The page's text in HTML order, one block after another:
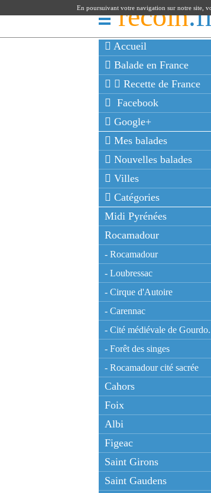
recoin
Accueil
Balade en France
Recette de France
Facebook
Google+
Mes balades
Nouvelles balades
Villes
Catégories
Midi Pyrénées
Rocamadour
- Rocamadour
- Loubressac
- Cirque d'Autoire
- Carennac
- Cité médiévale de
- Forêt des singes
- Rocamadour cité sacrée
Cahors
Foix
Albi
Figeac
Saint Girons
Saint Gaudens
En poursuivant votre navigation sur notre site,